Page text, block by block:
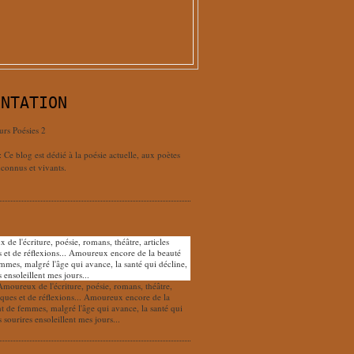
Poésies 2
: Ce blog est dédié à la poésie actuelle, aux poètes
et vivants.
de l'écriture, poésie, romans, théâtre,
et de réflexions... Amoureux encore de la
de femmes, malgré l'âge qui avance, la santé qui
ensoleillent mes jours...